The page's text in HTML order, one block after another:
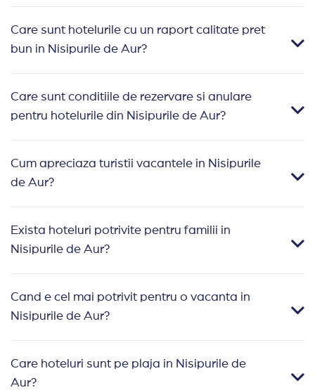
Care sunt hotelurile cu un raport calitate pret
bun in Nisipurile de Aur?
Care sunt conditiile de rezervare si anulare
pentru hotelurile din Nisipurile de Aur?
Cum apreciaza turistii vacantele in Nisipurile
de Aur?
Exista hoteluri potrivite pentru familii in
Nisipurile de Aur?
Cand e cel mai potrivit pentru o vacanta in
Nisipurile de Aur?
Care hoteluri sunt pe plaja in Nisipurile de
Aur?